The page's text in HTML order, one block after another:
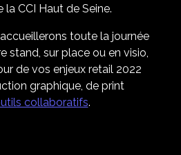
CCI Haut de Seine.
toute la journée
stand, sur place ou en visio,
de vos enjeux retail 2022
graphique, de print
collaboratifs.